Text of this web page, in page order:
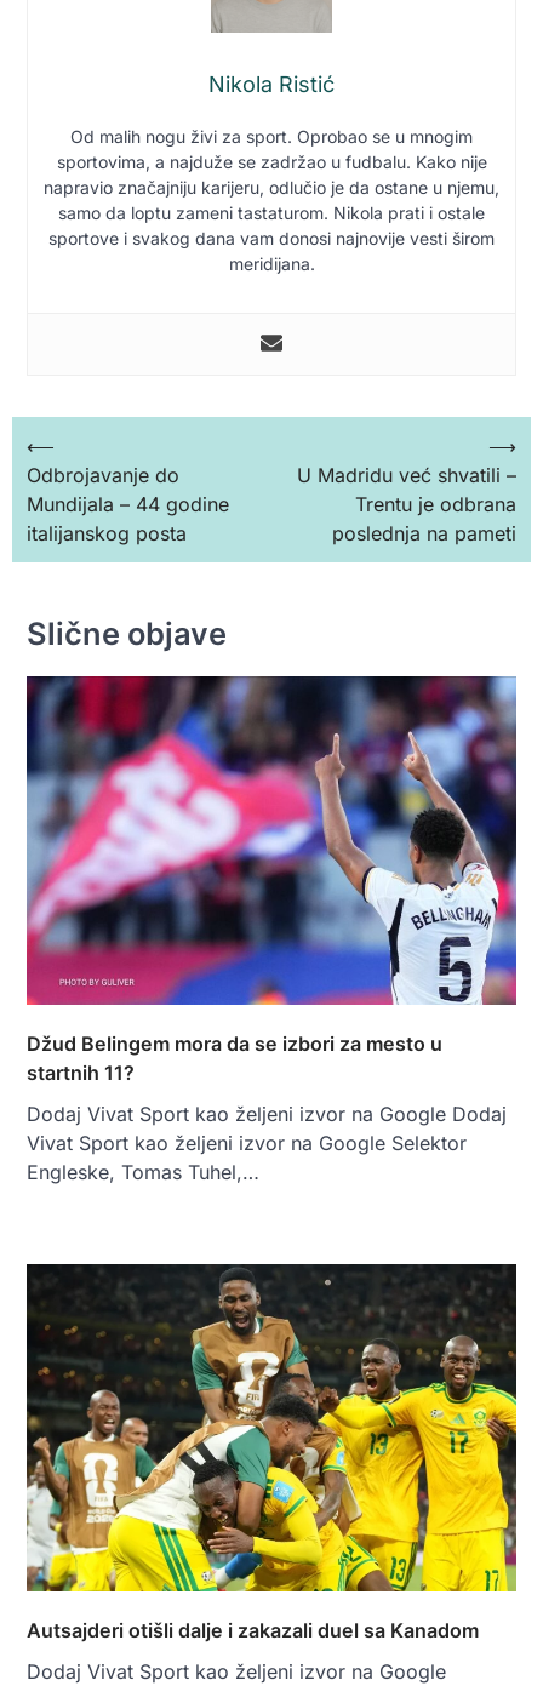
Nikola Ristić
Od malih nogu živi za sport. Oprobao se u mnogim
sportovima, a najduže se zadržao u fudbalu. Kako nije
napravio značajniju karijeru, odlučio je da ostane u njemu,
samo da loptu zameni tastaturom. Nikola prati i ostale
sportove i svakog dana vam donosi najnovije vesti širom
meridijana.
Кретање
чланка
⟵
Odbrojavanje do
Mundijala – 44 godine
italijanskog posta
U Madridu već shvatili –
Trentu je odbrana
poslednja na pameti
⟶
Slične objave
Džud Belingem mora da se izbori za mesto u
startnih 11?
Dodaj Vivat Sport kao željeni izvor na Google Dodaj
Vivat Sport kao željeni izvor na Google Selektor
Engleske, Tomas Tuhel,…
Autsajderi otišli dalje i zakazali duel sa Kanadom
Dodaj Vivat Sport kao željeni izvor na Google